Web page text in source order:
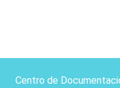
Centro de